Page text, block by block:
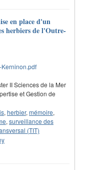
en place d'un
herbiers de l'Outre-
II Sciences de la Mer
et Gestion de
, herbier, mémoire,
, surveillance des
(TIT)